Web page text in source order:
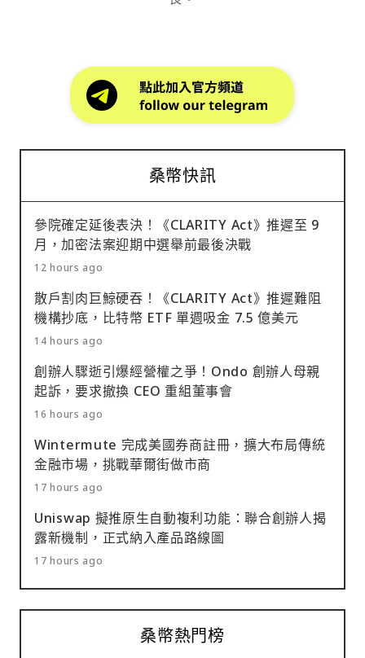
桑幣快訊
參院確定延後表決！《CLARITY Act》推遲至 9
月，加密法案迎期中選舉前最後決戰
12 hours ago
散戶割肉巨鯨硬吞！《CLARITY Act》推遲難阻
機構抄底，比特幣 ETF 單週吸金 7.5 億美元
14 hours ago
創辦人驟逝引爆經營權之爭！Ondo 創辦人母親
起訴，要求撤換 CEO 重組董事會
16 hours ago
Wintermute 完成美國券商註冊，擴大布局傳統
金融市場，挑戰華爾街做市商
17 hours ago
Uniswap 擬推原生自動複利功能：聯合創辦人揭
露新機制，正式納入產品路線圖
17 hours ago
桑幣熱門榜